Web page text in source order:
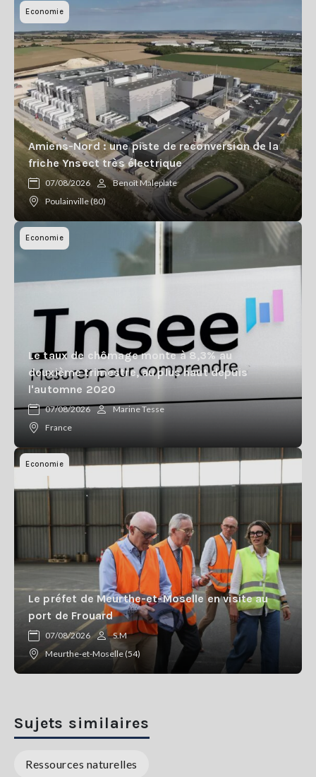
Economie
Amiens-Nord : une piste de reconversion de la
friche Ynsect très électrique
07/08/2026
Benoît Maleplate
Poulainville (80)
Economie
Le taux de chômage monte à 8,3% au
deuxième trimestre, au plus haut depuis
l'automne 2020
07/08/2026
Marine Tesse
France
Economie
Le préfet de Meurthe-et-Moselle en visite au
port de Frouard
07/08/2026
S.M
Meurthe-et-Moselle (54)
Sujets similaires
Ressources naturelles